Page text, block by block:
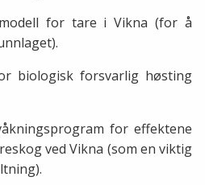
for tare i Vikna (for å
biologisk forsvarlig høsting
for effektene
ved Vikna (som en viktig